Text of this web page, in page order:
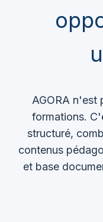
AGORA n'est
formations.
structuré,
contenus
et base